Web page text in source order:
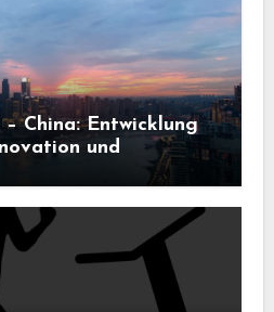
China: Entwicklung
und